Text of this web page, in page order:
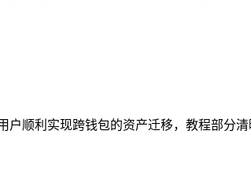
户顺利实现跨钱包的资产迁移，教程部分